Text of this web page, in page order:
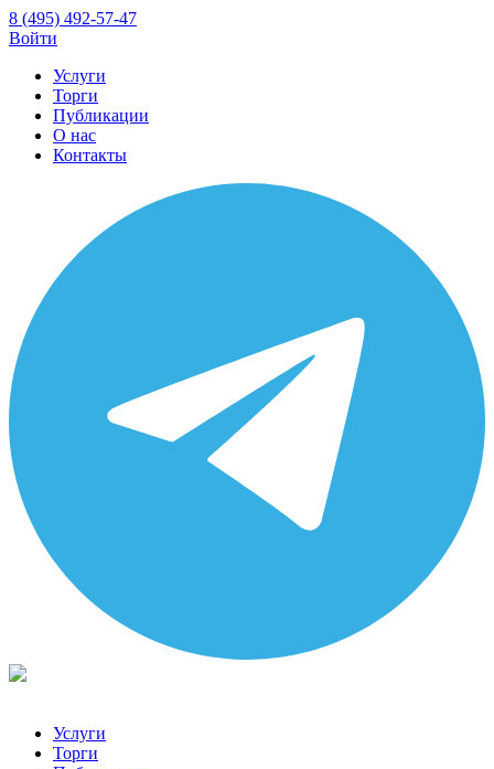
8 (495) 492-57-47
Войти
Услуги
Торги
Публикации
О нас
Контакты
Услуги
Торги